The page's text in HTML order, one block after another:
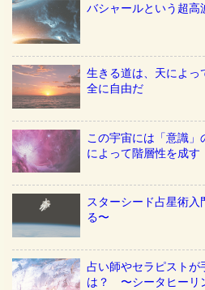
バシャールという超高
生きる道は、天によっ
全に自由だ
この宇宙には「意識
によって階層性を成す
スターシード占星術
る〜
占い師やセラピストが
は？ 〜シータヒーリ